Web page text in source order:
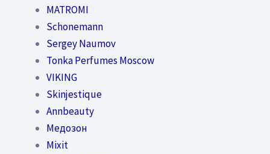
MATROMI
Schonemann
Sergey Naumov
Tonka Perfumes Moscow
VIKING
Skinjestique
Annbeauty
Медозон
Mixit